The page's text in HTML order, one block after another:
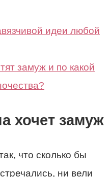
идеи любой
замуж и по какой
хочет замуж
что сколько бы
ни вели